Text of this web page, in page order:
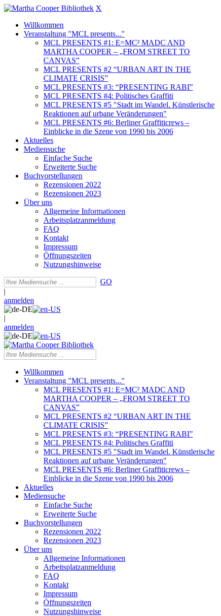
X
Willkommen
Veranstaltung "MCL presents..."
MCL PRESENTS #1: E=MC² MADC AND
MARTHA COOPER – „FROM STREET TO
CANVAS”
MCL PRESENTS #2 “URBAN ART IN THE
CLIMATE CRISIS”
MCL PRESENTS #3: “PRESENTING RABI”
MCL PRESENTS #4: Politisches Graffiti
MCL PRESENTS #5 "Stadt im Wandel. Künstlerische
Reaktionen auf urbane Veränderungen"
MCL PRESENTS #6: Berliner Graffiticrews –
Einblicke in die Szene von 1990 bis 2006
Aktuelles
Mediensuche
Einfache Suche
Erweiterte Suche
Buchvorstellungen
Rezensionen 2022
Rezensionen 2023
Über uns
Allgemeine Informationen
Arbeitsplatzanmeldung
FAQ
Kontakt
Impressum
Öffnungszeiten
Nutzungshinweise
GO
|
anmelden
|
anmelden
Willkommen
Veranstaltung "MCL presents..."
MCL PRESENTS #1: E=MC² MADC AND
MARTHA COOPER – „FROM STREET TO
CANVAS”
MCL PRESENTS #2 “URBAN ART IN THE
CLIMATE CRISIS”
MCL PRESENTS #3: “PRESENTING RABI”
MCL PRESENTS #4: Politisches Graffiti
MCL PRESENTS #5 "Stadt im Wandel. Künstlerische
Reaktionen auf urbane Veränderungen"
MCL PRESENTS #6: Berliner Graffiticrews –
Einblicke in die Szene von 1990 bis 2006
Aktuelles
Mediensuche
Einfache Suche
Erweiterte Suche
Buchvorstellungen
Rezensionen 2022
Rezensionen 2023
Über uns
Allgemeine Informationen
Arbeitsplatzanmeldung
FAQ
Kontakt
Impressum
Öffnungszeiten
Nutzungshinweise